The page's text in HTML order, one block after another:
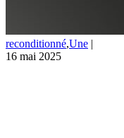
reconditionné,Une |
16 mai 2025